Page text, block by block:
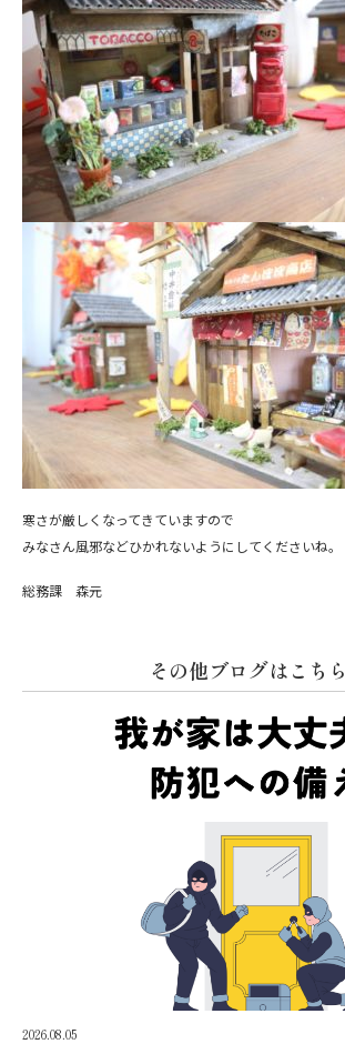
寒さが厳しくなってきていますので
みなさん風邪などひかれないようにしてくださいね。
総務課 森元
その他ブログはこちら
2026.08.05